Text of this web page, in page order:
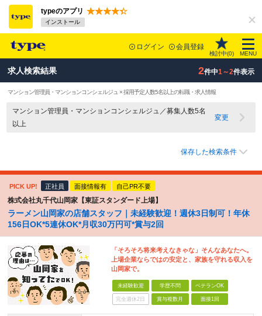
typeのアプリ
インストール
ログイン 会員登録
検討中(0) MENU
求人検索結果 2件中1～2件表示
マンション管理員・マンションコンシェルジュ × 採用予定人数5名以上の転職・求人情報
マンション管理員・マンションコンシェルジュ／募集人数5名
以上
変更
保存した検索条件
PICK UP! 正社員 面接情報有 自己PR不要
株式会社丸千代山岡家【東証スタンダード上場】
ラーメン山岡家の店舗スタッフ｜未経験歓迎！週休3日制可！年休
156日OK*5連休OK*月収30万円可*賞与2回
「そろそろ将来考えなきゃな」そんなあなたへ。
上場企業ならではの安定と、家族を守れる収入を
山岡家で。
未経験歓迎 学歴不問 ベテランOK
完全週休2日 賞与複数月 面接1回